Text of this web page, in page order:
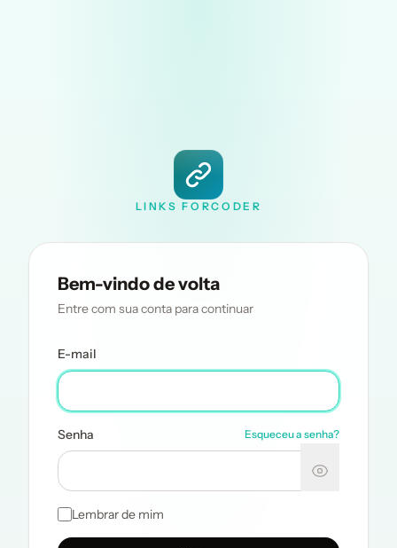
LINKS FORCODER
Bem-vindo de volta
Entre com sua conta para continuar
E-mail
Senha Esqueceu a senha?
Lembrar de mim